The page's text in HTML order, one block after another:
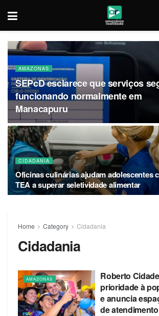
AMAZONAS
SEPcD esclarece que serviços
funcionando normalmente em
Manacapuru
CIDADANIA
Oficinas culinárias ajudam adolescentes
TEA a superar seletividade alimentar
Home Category Cidadania
Cidadania
AMAZONAS
Roberto
prioridade à
e anuncia
de atendimento